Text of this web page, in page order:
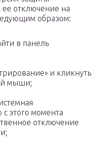
ее отключение на
образом:
в панель
и кликнуть
мыши;
этого момента
отключение